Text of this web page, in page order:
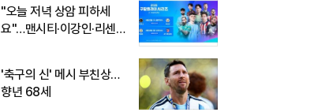
"오늘 저녁 상암 피하세
요"…맨시티·이강인·리센느
'축구의 신' 메시 부친상…
향년 68세